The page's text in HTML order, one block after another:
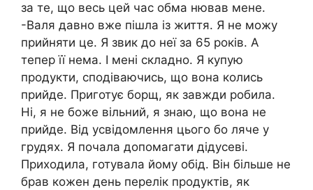
за те, що весь цей час обма нював мене.
-Валя давно вже пішла із життя. Я не можу
прийняти це. Я звик до неї за 65 років. А
тепер її нема. І мені складно. Я купую
продукти, сподіваючись, що вона колись
прийде. Приготує борщ, як завжди робила.
Ні, я не боже вільний, я знаю, що вона не
прийде. Від усвідомлення цього бо ляче у
грудях. Я почала допомагати дідусеві.
Приходила, готувала йому обід. Він більше не
брав кожен день перелік продуктів, як